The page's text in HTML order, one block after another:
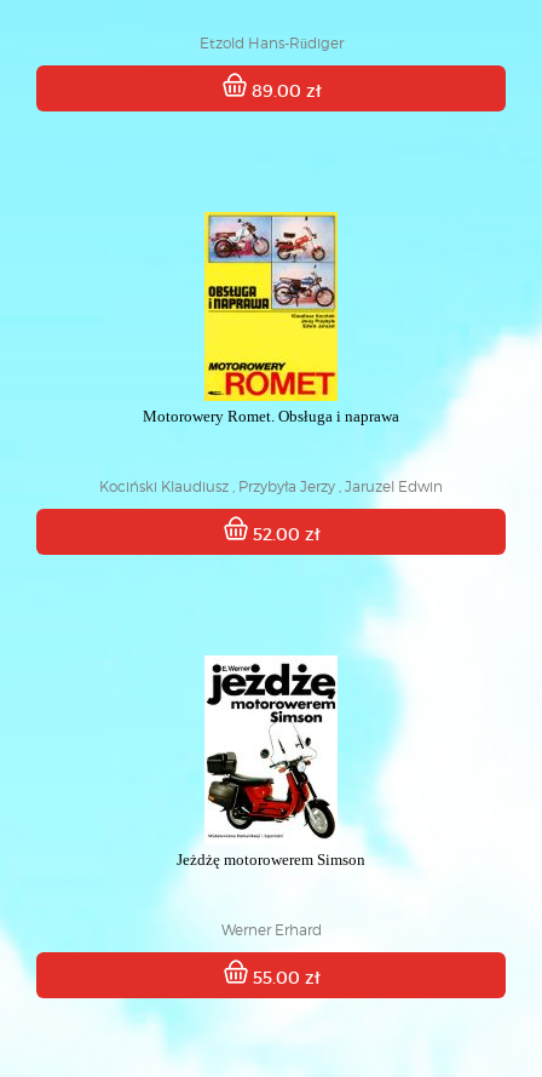
Etzold Hans-Rüdiger
89.00 zł
Motorowery Romet. Obsługa i naprawa
Kociński Klaudiusz , Przybyła Jerzy , Jaruzel Edwin
52.00 zł
Jeżdżę motorowerem Simson
Werner Erhard
55.00 zł